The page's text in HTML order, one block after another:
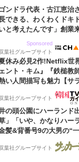
ゴンドラ代表・古江恵治
できる、わくわくドキ
と考えたんです」創業
Sponsored
葉社グループサイト
休み必見2作!Netflix世
ェント・キム』『鉄槌教
い人間描写も魅力【サ
葉社グループサイト
の頭公園にハーランド
」「いや、かなりハー
髪&背番号9の大男の“
ー”映像が話題!「元気を
葉社グループサイト